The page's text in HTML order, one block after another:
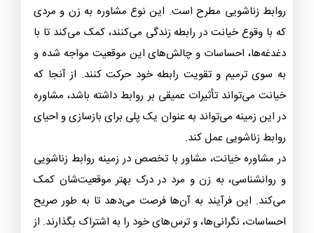
روابط زناشویی مطرح است. این نوع مشاوره به زن و مردی
که با وقوع خیانت در رابطه زندگی می‌کنند، کمک می‌کند تا با
دغدغه‌ها، احساسات و چالش‌های این موقعیت مواجه شده و
به سوی ترمیم و تقویت رابطه خود حرکت کنند. از آنجا که
خیانت می‌تواند تأثیرات عمیقی بر روابط داشته باشد، مشاوره
در این زمینه می‌تواند به عنوان یک پلی برای بازسازی و احیای
روابط زناشویی عمل کند.
در مشاوره خیانت، مشاور با تخصص در زمینه روابط زناشویی
و روانشناسی، به زن و مرد در درک بهتر موقعیت‌شان کمک
می‌کند. این فرآیند به آن‌ها فرصت می‌دهد تا به طور صریح
احساسات، نگرانی‌ها، و ترس‌های خود را به اشتراک بگذارند. از